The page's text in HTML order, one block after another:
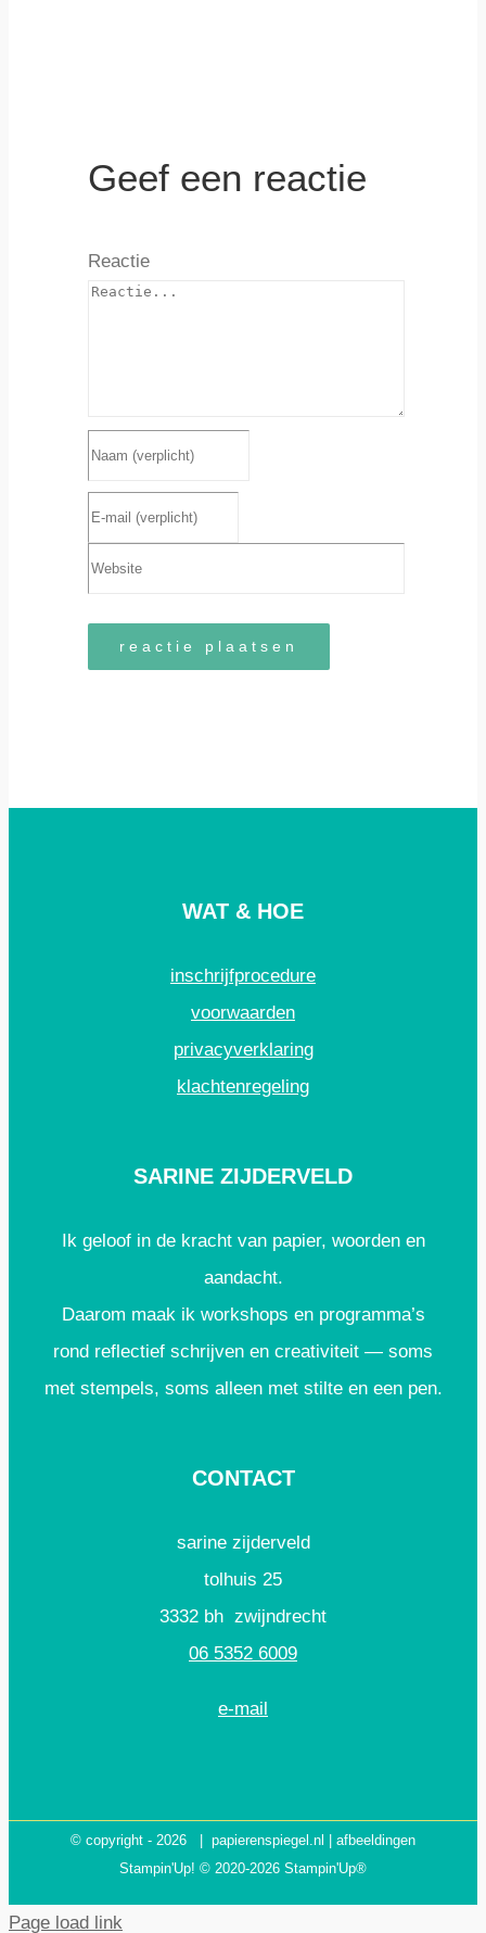
Geef een reactie
Reactie
WAT & HOE
inschrijfprocedure
voorwaarden
privacyverklaring
klachtenregeling
SARINE ZIJDERVELD
Ik geloof in de kracht van papier, woorden en
aandacht.
Daarom maak ik workshops en programma’s
rond reflectief schrijven en creativiteit — soms
met stempels, soms alleen met stilte en een pen.
CONTACT
sarine zijderveld
tolhuis 25
3332 bh zwijndrecht
06 5352 6009
e-mail
© copyright - 2026 | papierenspiegel.nl | afbeeldingen
Stampin'Up! © 2020-2026 Stampin'Up®
Page load link